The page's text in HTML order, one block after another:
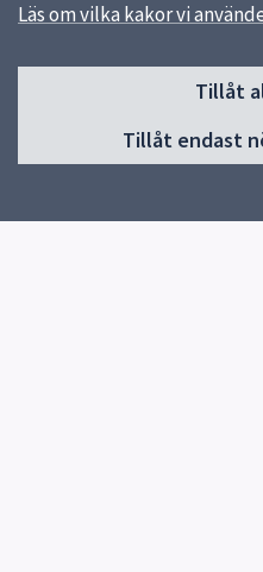
Läs om vilka kakor vi
Tillåt
Tillåt endast